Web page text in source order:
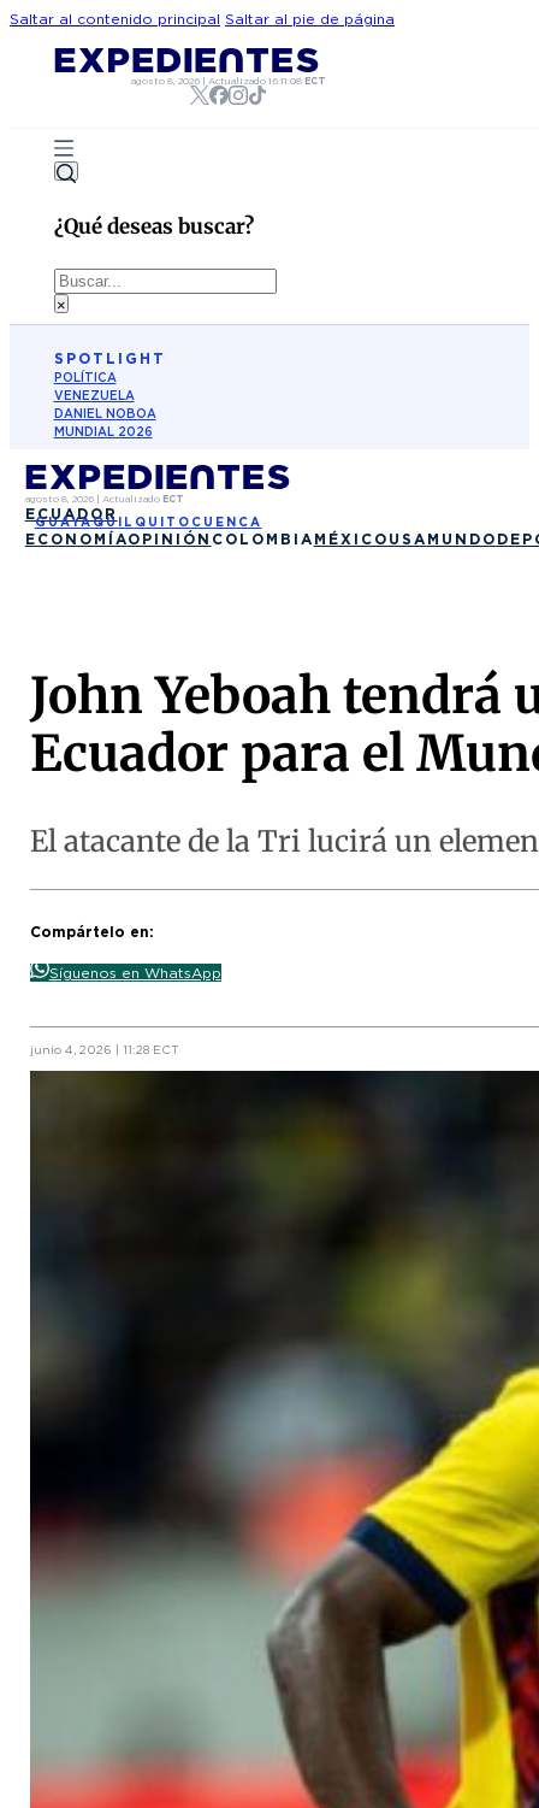
Saltar al contenido principal Saltar al pie de página
agosto 8, 2026 |Actualizado16:11:08 ECT
¿Qué deseas buscar?
Buscar
×
SPOTLIGHT
POLÍTICA
VENEZUELA
DANIEL NOBOA
MUNDIAL 2026
agosto 8, 2026| Actualizado ECT
ECUADOR
GUAYAQUIL QUITO CUENCA
ECONOMÍAOPINIÓN COLOMBIA MÉXICO USA MUNDO
John Yeboah tendrá
Ecuador para el
El atacante de la Tri lucirá un
Compártelo en:
Síguenos en WhatsApp
junio 4, 2026 | 11:28 ECT